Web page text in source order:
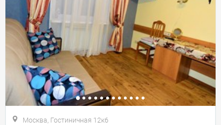
Москва, Гостиничная 12к6